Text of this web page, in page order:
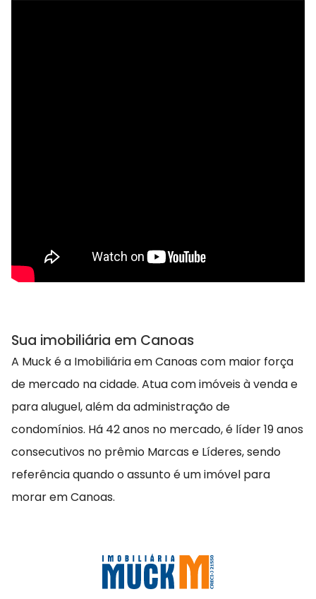
Sua imobiliária em Canoas
A Muck é a Imobiliária em Canoas com maior força
de mercado na cidade. Atua com imóveis à venda e
para aluguel, além da administração de
condomínios. Há 42 anos no mercado, é líder 19 anos
consecutivos no prêmio Marcas e Líderes, sendo
referência quando o assunto é um imóvel para
morar em Canoas.